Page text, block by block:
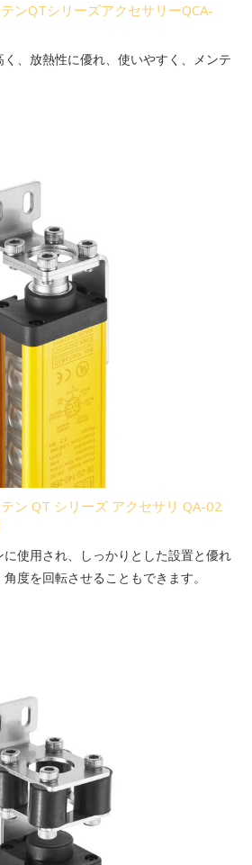
ンQTシリーズアクセサリーQCA-
、放熱性に優れ、使いやすく、メンテ
ン QT シリーズ アクセサリ QA-02
使用され、しっかりとした設置と優れ
度を回転させることもできます。